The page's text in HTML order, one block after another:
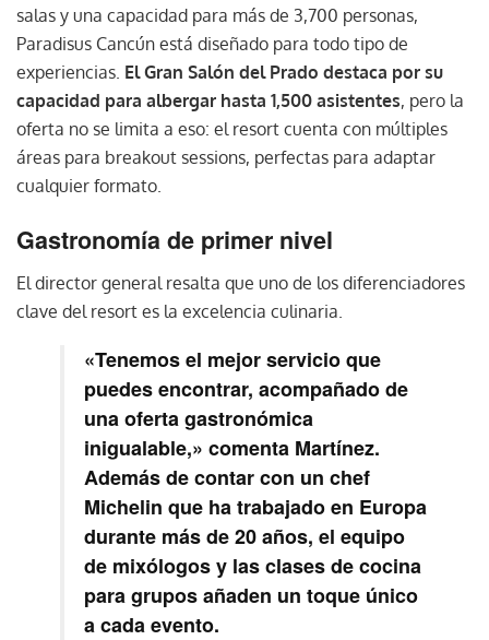
salas y una capacidad para más de 3,700 personas,
Paradisus Cancún está diseñado para todo tipo de
experiencias. El Gran Salón del Prado destaca por su
capacidad para albergar hasta 1,500 asistentes, pero la
oferta no se limita a eso: el resort cuenta con múltiples
áreas para breakout sessions, perfectas para adaptar
cualquier formato.
Gastronomía de primer nivel
El director general resalta que uno de los diferenciadores
clave del resort es la excelencia culinaria.
«Tenemos el mejor servicio que
puedes encontrar, acompañado de
una oferta gastronómica
inigualable,» comenta Martínez.
Además de contar con un chef
Michelin que ha trabajado en Europa
durante más de 20 años, el equipo
de mixólogos y las clases de cocina
para grupos añaden un toque único
a cada evento.